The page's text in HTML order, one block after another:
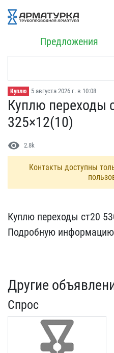
Предложения
Куплю 5 августа 2026 г. в 10:08
Куплю переходы
325×12(10)
visibility 2.8k
Контакты доступны
Куплю переходы ст20
Подр​обную информацию
Другие
Спрос